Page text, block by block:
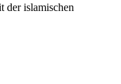
der islamischen